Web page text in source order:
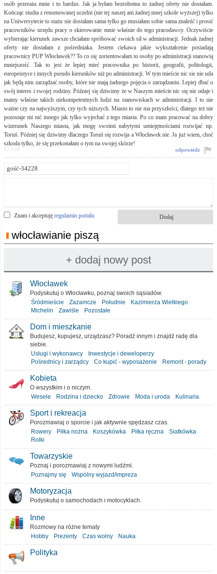
osób przeraża mnie i to bardzo. Jak ja byłam bezrobotna to żadnej oferty nie dostałam.
Kończąc studia z renomowanej uczelni (nie tej naszej ani żadnej innej szkole wyższej) tylko
na Uniwersytecie to stażu nie dostałam sama tylko go musiałam sobie sama znaleźć i prosić
pracowników urzędu pracy o skierowanie mnie właśnie do tego pracodawcy. Oczywiście
wybierając kierunek zawsze chciałam spróbować swoich sił w administracji. Jednak żadnej
oferty nie dostałam z pośredniaka. Jestem ciekawa jakie wykształcenie posiadają
pracownicy PUP Włocławek?? To co się zorientowałam to osoby po administracji stanowią
mniejszość. Tak to jest że lepiej mieć pracownika po historii, geografii, politologii,
europeistyce i innych pseudo kierunków niż po administracji. W tym mieście nic sie nie uda
jak będą nim zarządzać osoby, które nie mają żadnego pojęcia o zarządzaniu. Lepiej dbać o
swój interes i swojej rodziny. Później się dziwimy że w Naszym mieście nic się nie udaje i
mamy właśnie takich niekompetentnych ludzi na stanowiskach w administracji. I to nie
ważne czy na najwyższym, czy tych niższych. Miasto to nie ma przyszłości, dlatego też nie
pozostaje mi nić innego jak tylko wyjechać z tego miasta. Po co mam pracować na dobry
wizerunek Naszego miasta, jak mogę swoimi nabytymi umiejętnościami rozwijać np.
Toruń. Później się dziwimy dlaczego Toruń się rozwija a Włocławek nie. Ja już wiem, choć
szkoda tylko, że się przekonałam o tym na swojej skórze!
odpowiedz
ID:1108
Znam i akceptuję regulamin portalu
włocławianie piszą
Włocławek
Podyskutuj o Włocławku, poznaj swoich sąsiadów.
Śródmieście
Zazamcze Południe
Kazimierza Wielkiego
Michelin
Zawiśle Pozostałe
Dom i mieszkanie
Budujesz, kupujesz, urządzasz? Poradź innym i znajdź radę dla
siebie.
Usługi i wykonawcy
Inwestycje i deweloperzy
Pośrednicy i zarządcy
Co kupić - wyposażenie Remont - porady
Kobieta
O wszystkim i o niczym.
Wesele
Rodzina i dziecko Zdrowie Moda i uroda Kulinaria
Sport i rekreacja
Porozmawiaj o sporcie i jak aktywnie spędzasz czas.
Rowery
Piłka nożna Koszykówka Piłka ręczna
Siatkówka
Rolki
Towarzyskie
Poznaj i porozmawiaj z nowymi ludźmi.
Poznajmy się
Wspólny wyjazd/impreza
Motoryzacja
Podyskutuj o samochodach i motocyklach.
Inne
Rozmowy na różne tematy
Hobby
Prezenty Czas wolny Nauka
Polityka